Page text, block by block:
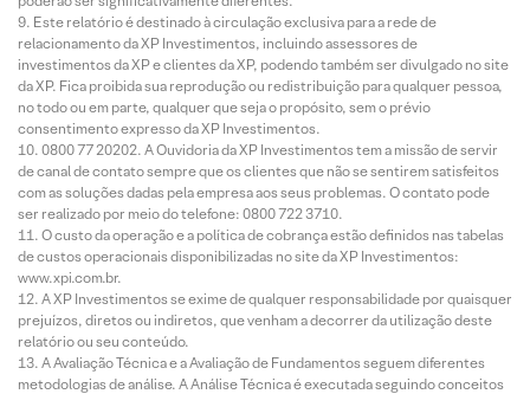
Este relatório é destinado à circulação exclusiva para a rede de
relacionamento da XP Investimentos, incluindo assessores de
investimentos da XP e clientes da XP, podendo também ser divulgado no site
da XP. Fica proibida sua reprodução ou redistribuição para qualquer pessoa,
no todo ou em parte, qualquer que seja o propósito, sem o prévio
consentimento expresso da XP Investimentos.
0800 77 20202. A Ouvidoria da XP Investimentos tem a missão de servir
de canal de contato sempre que os clientes que não se sentirem satisfeitos
com as soluções dadas pela empresa aos seus problemas. O contato pode
ser realizado por meio do telefone: 0800 722 3710.
O custo da operação e a política de cobrança estão definidos nas tabelas
de custos operacionais disponibilizadas no site da XP Investimentos:
www.xpi.com.br.
A XP Investimentos se exime de qualquer responsabilidade por quaisquer
prejuízos, diretos ou indiretos, que venham a decorrer da utilização deste
relatório ou seu conteúdo.
A Avaliação Técnica e a Avaliação de Fundamentos seguem diferentes
metodologias de análise. A Análise Técnica é executada seguindo conceitos